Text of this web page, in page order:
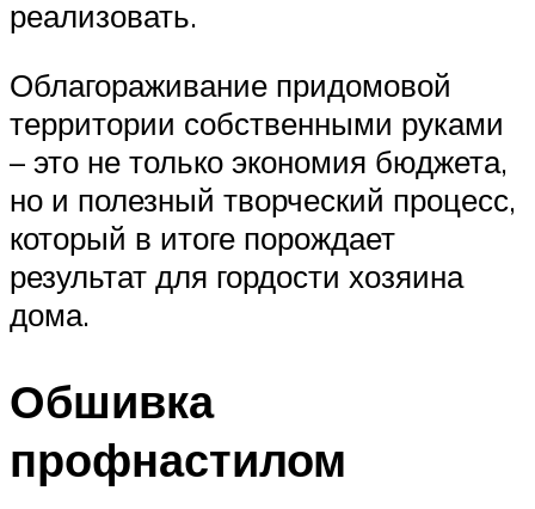
реализовать.
Облагораживание придомовой
территории собственными руками
– это не только экономия бюджета,
но и полезный творческий процесс,
который в итоге порождает
результат для гордости хозяина
дома.
Обшивка
профнастилом